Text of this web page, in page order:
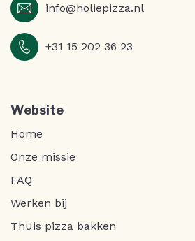
info@holiepizza.nl
+31 15 202 36 23
Website
Home
Onze missie
FAQ
Werken bij
Thuis pizza bakken